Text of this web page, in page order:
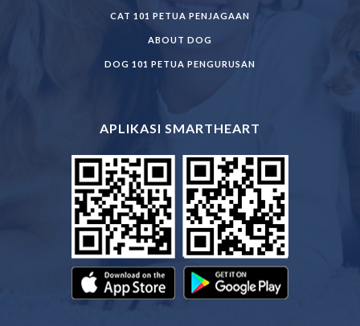
CAT 101 PETUA PENJAGAAN
ABOUT DOG
DOG 101 PETUA PENGURUSAN
APLIKASI SMARTHEART